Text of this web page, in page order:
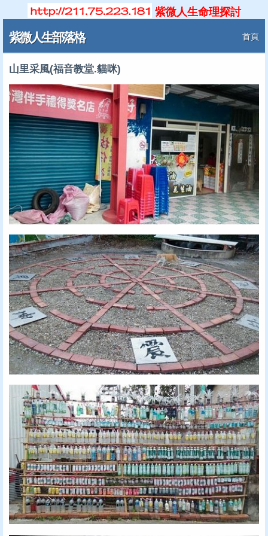
紫微人生命理探討
紫微人生部落格 首頁
山里采風(福音教堂.貓咪)